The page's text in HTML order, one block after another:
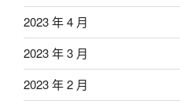
2023 年 4 月
2023 年 3 月
2023 年 2 月